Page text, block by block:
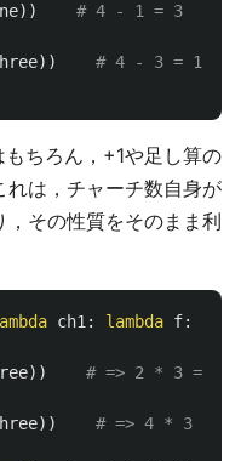
))
))
ちろん，+1や足し算の
は，チャーチ数自身が
その性質をそのまま利
ch1 : lambda f:
))
))